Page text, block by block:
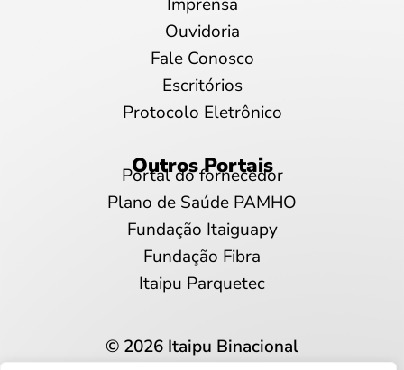
Ouvidoria
Fale Conosco
Escritórios
Protocolo Eletrônico
Outros Portais
Portal do fornecedor
Plano de Saúde PAMHO
Fundação Itaiguapy
Fundação Fibra
Itaipu Parquetec
© 2026 Itaipu Binacional